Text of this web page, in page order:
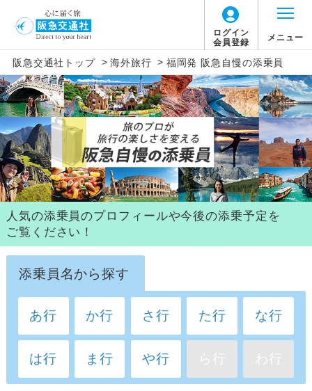
ログイン
会員登録
メニュー
阪急交通社トップ > 海外旅行 > 福岡発 阪急自慢の添乗員
人気の添乗員のプロフィールや今後の添乗予定を
ご覧ください！
添乗員名から探す
あ行 か行 さ行 た行 な行
は行 ま行 や行 ら行 わ行